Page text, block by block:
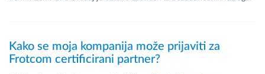
Kako se moja kompanija može prijaviti za
Frotcom certificirani partner?